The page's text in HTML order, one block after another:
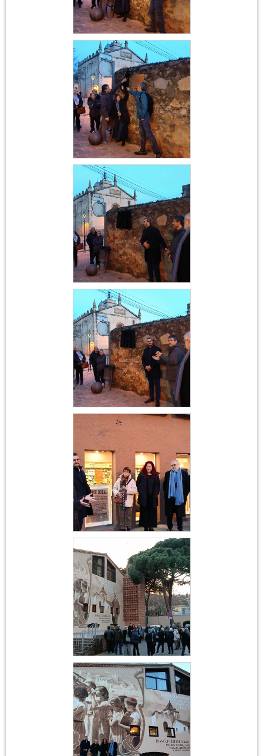
Acte institucional
Ferrer i Guàrdia
Acte institucional
Ferrer i Guàrdia
Acte institucional
Ferrer i Guàrdia
Acte institucional
Ferrer i Guàrdia
Acte institucional
Ferrer i Guàrdia
Acte institucional
Ferrer i Guàrdia